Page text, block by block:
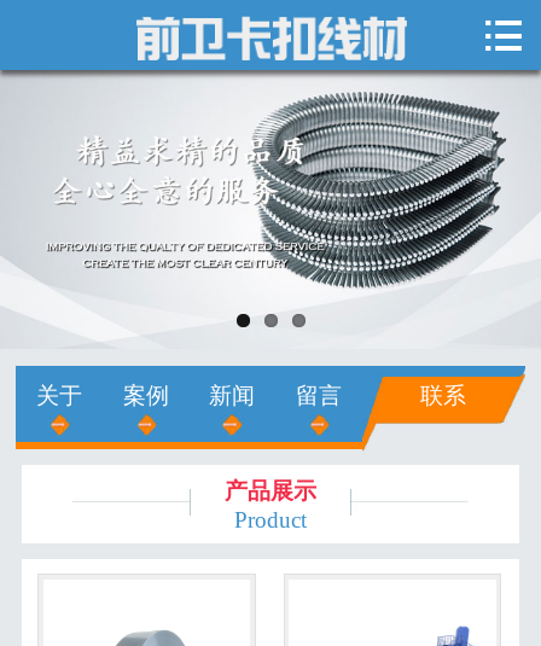
 网站首页
关于我们
新闻中心
产品展示
销售网络
在线留言
联系我们

关于 案例 新闻 留言 联系
产品展示
Product